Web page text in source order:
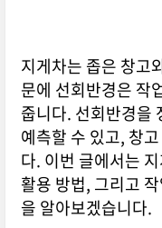
지게차는 좁은 창고
문에 선회반경은 작
줍니다. 선회반경을
예측할 수 있고, 창
다. 이번 글에서는
활용 방법, 그리고
을 알아보겠습니다.